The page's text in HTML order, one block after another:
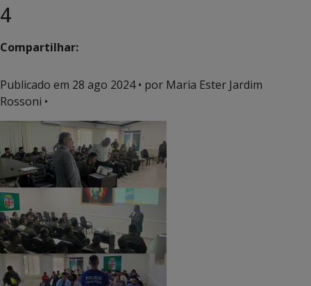
4
Compartilhar:
Publicado em 28 ago 2024• por Maria Ester Jardim
Rossoni •